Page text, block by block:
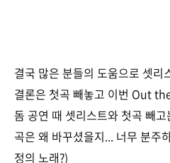
결국 많은 분들의 도움으로 셋리
결론은 첫곡 빼놓고 이번 Out
돔 공연 때 셋리스트와 첫곡 빼
곡은 왜 바꾸셨을지... 너무 분주
정의 노래?)